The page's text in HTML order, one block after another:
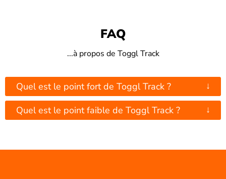
FAQ
...à propos de Toggl Track
Quel est le point fort de Toggl Track ? ↓
Quel est le point faible de Toggl Track ? ↓